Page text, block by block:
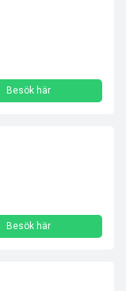
Besök här
Besök här